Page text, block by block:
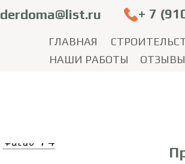
ГЛАВНАЯ
НАШИ РАБОТЫ
ОТЗЫВЫ
+ 7
derdoma@list.ru